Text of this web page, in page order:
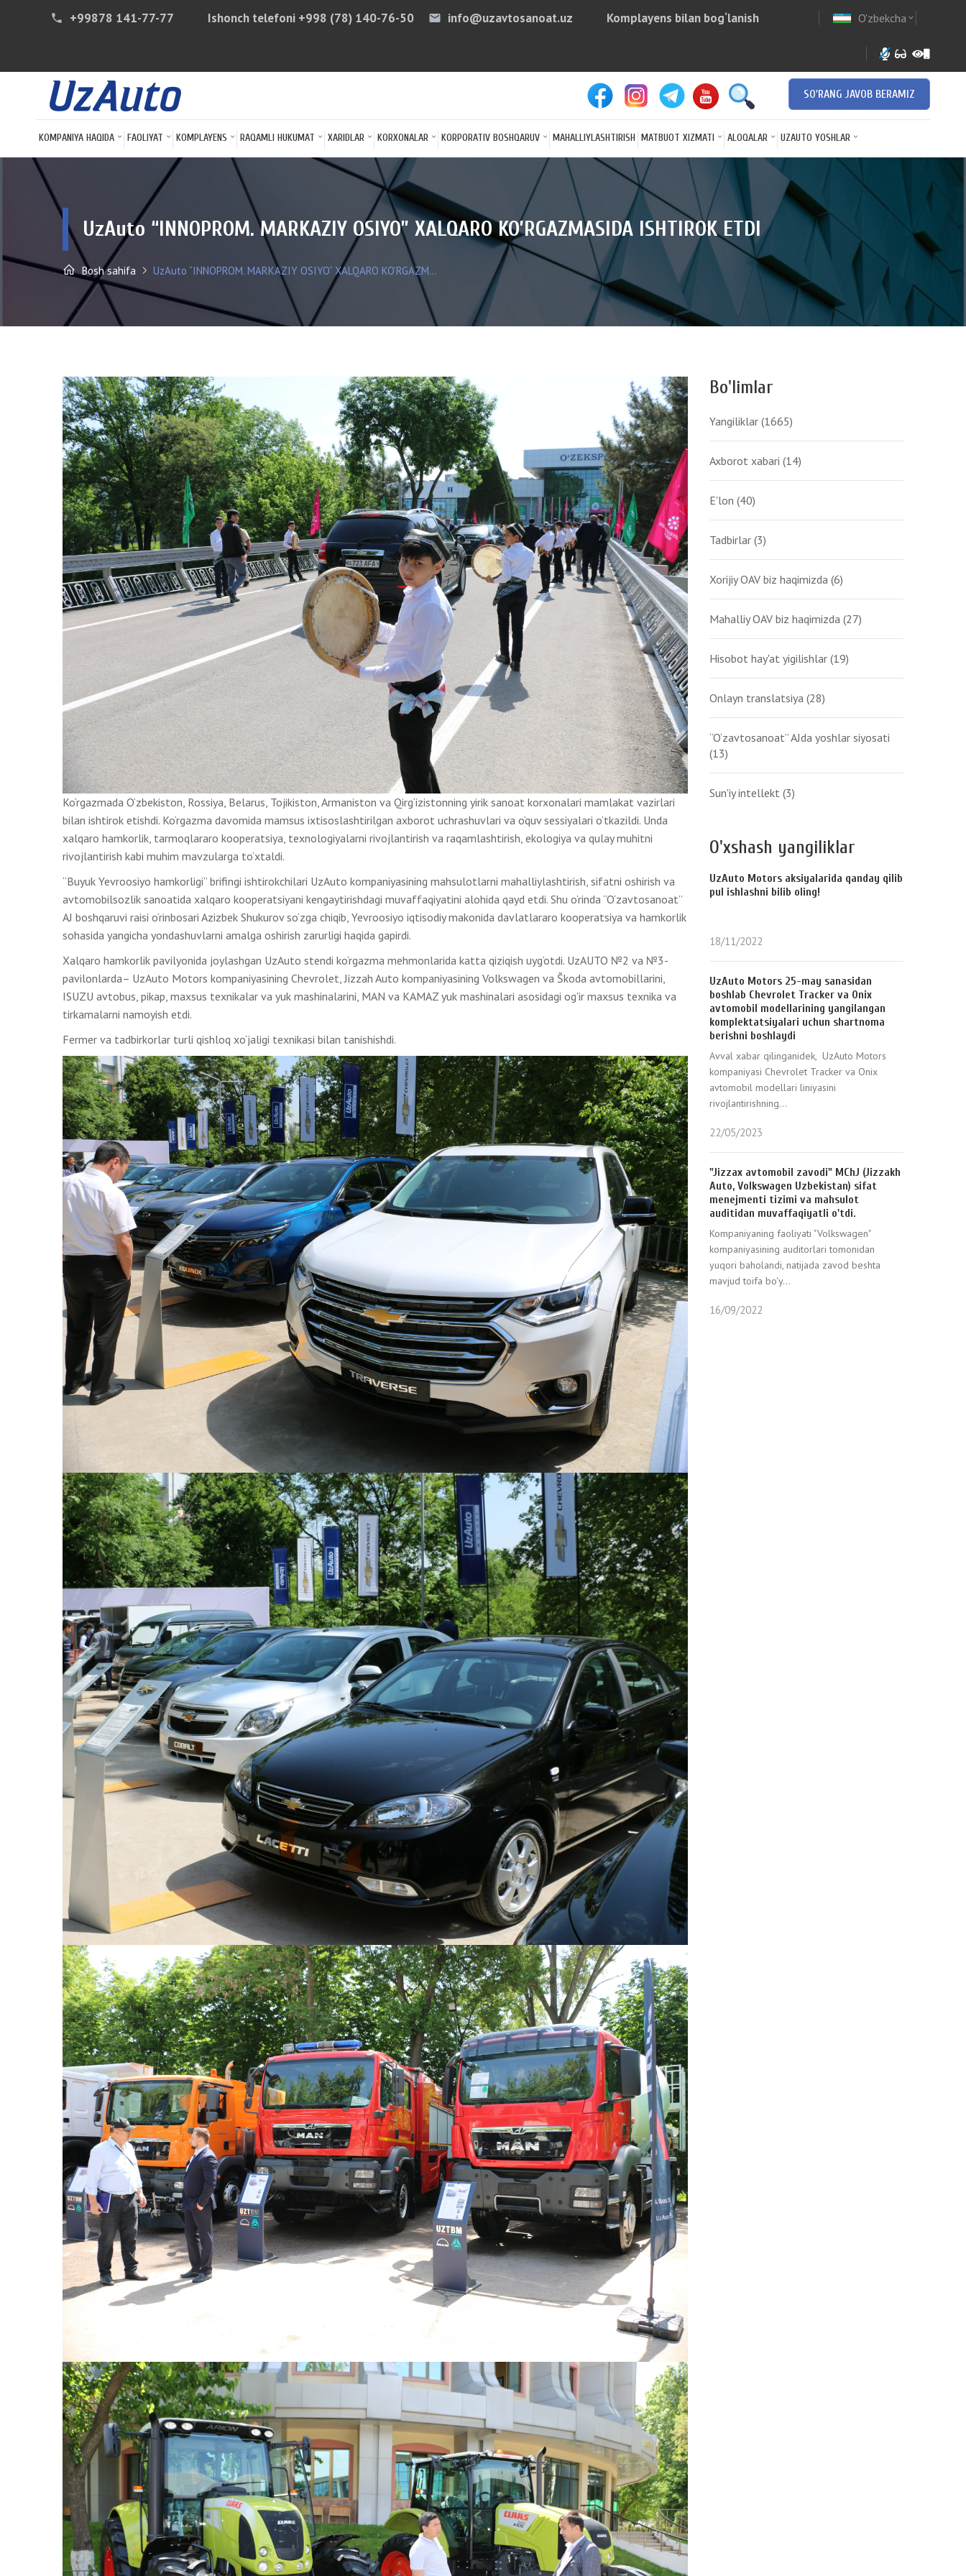
phone +99878 141-77-77 Ishonch telefoni +998 (78) 140-76-50 email info@uzavtosanoat.uz arrow
Komplayens bilan bog‘lanish O'zbekcha expand_more
SO'RANG JAVOB BERAMIZ
KOMPANIYA HAQIDA FAOLIYAT KOMPLAYENS RAQAMLI HUKUMAT XARIDLAR KORXONALAR KORPORATIV BOSHQARUV MAHALLIYLASHTIRISH MATBUOT XIZMATI ALOQALAR UZAUTO YOSHLAR
UzAuto “INNOPROM. MARKAZIY OSIYO” XALQARO KO’RGAZMASIDA ISHTIROK ETDI
Bosh sahifa UzAuto “INNOPROM. MARKAZIY OSIYO” XALQARO KO’RGAZM...
Ko‘rgazmada O‘zbekiston, Rossiya, Belarus, Tojikiston, Armaniston va Qirg‘izistonning yirik sanoat korxonalari mamlakat vazirlari
bilan ishtirok etishdi. Ko‘rgazma davomida mamsus ixtisoslashtirilgan axborot uchrashuvlari va o‘quv sessiyalari o‘tkazildi. Unda
xalqaro hamkorlik, tarmoqlararo kooperatsiya, texnologiyalarni rivojlantirish va raqamlashtirish, ekologiya va qulay muhitni
rivojlantirish kabi muhim mavzularga to‘xtaldi.
“Buyuk Yevroosiyo hamkorligi” brifingi ishtirokchilari UzAuto kompaniyasining mahsulotlarni mahalliylashtirish, sifatni oshirish va
avtomobilsozlik sanoatida xalqaro kooperatsiyani kengaytirishdagi muvaffaqiyatini alohida qayd etdi. Shu o‘rinda “O‘zavtosanoat”
AJ boshqaruvi raisi o‘rinbosari Azizbek Shukurov so‘zga chiqib, Yevroosiyo iqtisodiy makonida davlatlararo kooperatsiya va hamkorlik
sohasida yangicha yondashuvlarni amalga oshirish zarurligi haqida gapirdi.
Xalqaro hamkorlik pavilyonida joylashgan UzAuto stendi ko‘rgazma mehmonlarida katta qiziqish uyg‘otdi. UzAUTO №2 va №3-
pavilonlarda– UzAuto Motors kompaniyasining Chevrolet, Jizzah Auto kompaniyasining Volkswagen va Škoda avtomobillarini,
ISUZU avtobus, pikap, maxsus texnikalar va yuk mashinalarini, MAN va KAMAZ yuk mashinalari asosidagi og'ir maxsus texnika va
tirkamalarni namoyish etdi.
Fermer va tadbirkorlar turli qishloq xo‘jaligi texnikasi bilan tanishishdi.
Bo'limlar
Yangiliklar (1665)
Axborot xabari (14)
E'lon (40)
Tadbirlar (3)
Xorijiy OAV biz haqimizda (6)
Mahalliy OAV biz haqimizda (27)
Hisobot hay'at yigilishlar (19)
Onlayn translatsiya (28)
“O‘zavtosanoat” AJda yoshlar siyosati
(13)
Sun'iy intellekt (3)
O'xshash yangiliklar
UzAuto Motors aksiyalarida qanday qilib
pul ishlashni bilib oling!
18/11/2022
UzAuto Motors 25-may sanasidan
boshlab Chevrolet Tracker va Onix
avtomobil modellarining yangilangan
komplektatsiyalari uchun shartnoma
berishni boshlaydi
Avval xabar qilinganidek, UzAuto Motors
kompaniyasi Chevrolet Tracker va Onix
avtomobil modellari liniyasini
rivojlantirishning...
22/05/2023
"Jizzax avtomobil zavodi" MChJ (Jizzakh
Auto, Volkswagen Uzbekistan) sifat
menejmenti tizimi va mahsulot
auditidan muvaffaqiyatli o'tdi.
Kompaniyaning faoliyati "Volkswagen"
kompaniyasining auditorlari tomonidan
yuqori baholandi, natijada zavod beshta
mavjud toifa bo'y...
16/09/2022